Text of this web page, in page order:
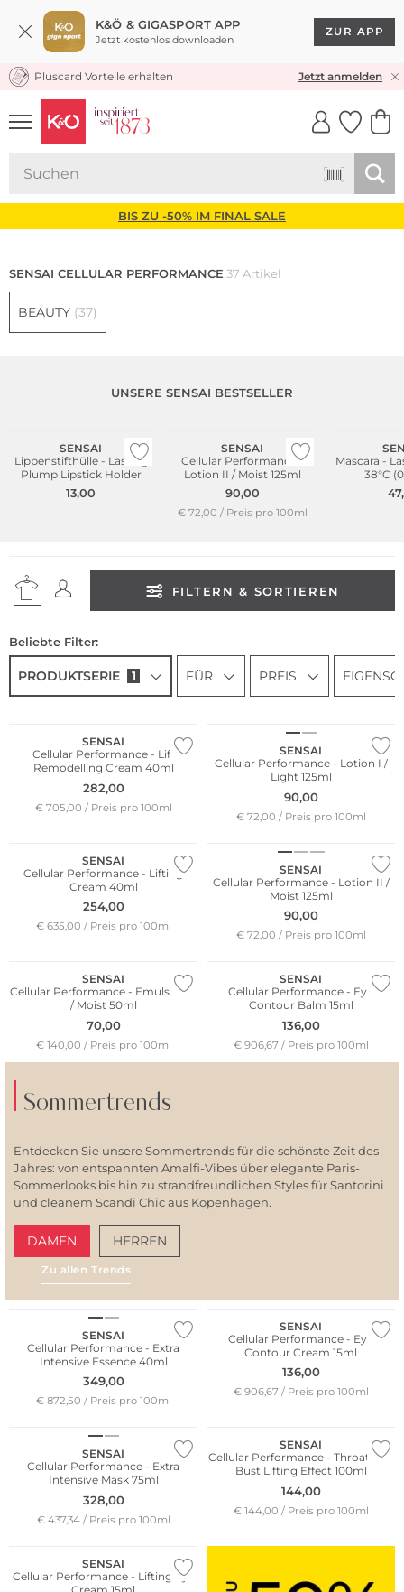
K&Ö & GIGASPORT APP
Jetzt kostenlos downloaden
ZUR APP
KOSTENLOSER VERSAND* & RÜCKVERSAND
Pluscard Vorteile erhalten Jetzt anmelden
UNSERE APP
CLICK &
BIS ZU -50% IM FINAL SALE
SENSAI CELLULAR PERFORMANCE 37 Artikel
BEAUTY (37)
UNSERE SENSAI BESTSELLER
SENSAI
Lippenstifthülle - Lasting
Plump Lipstick Holder
13,00
SENSAI
Cellular Performance -
Lotion II / Moist 125ml
90,00
€ 72,00 / Preis pro 100ml
Mascara -
38°C
FILTERN & SORTIEREN
Beliebte Filter:
PRODUKTSERIE 1 FÜR PREIS
SENSAI
Cellular Performance - Lift
Remodelling Cream 40ml
282,00
€ 705,00 / Preis pro 100ml
SENSAI
Cellular Performance - Lotion I /
Light 125ml
90,00
€ 72,00 / Preis pro 100ml
SENSAI
Cellular Performance - Lifting
Cream 40ml
254,00
€ 635,00 / Preis pro 100ml
SENSAI
Cellular Performance - Lotion II /
Moist 125ml
90,00
€ 72,00 / Preis pro 100ml
SENSAI
Cellular Performance - Emulsion II
/ Moist 50ml
70,00
€ 140,00 / Preis pro 100ml
SENSAI
Cellular Performance - Eye
Contour Balm 15ml
136,00
€ 906,67 / Preis pro 100ml
Sommertrends
Entdecken Sie unsere Sommertrends für die schönste Zeit des
Jahres: von entspannten Amalfi-Vibes über elegante Paris-
Sommerlooks bis hin zu strandfreundlichen Styles für Santorini
und cleanem Scandi Chic aus Kopenhagen.
DAMEN HERREN
Zu allen Trends
SENSAI
Cellular Performance - Extra
Intensive Essence 40ml
349,00
€ 872,50 / Preis pro 100ml
SENSAI
Cellular Performance - Eye
Contour Cream 15ml
136,00
€ 906,67 / Preis pro 100ml
SENSAI
Cellular Performance - Extra
Intensive Mask 75ml
328,00
€ 437,34 / Preis pro 100ml
SENSAI
Cellular Performance - Throat and
Bust Lifting Effect 100ml
144,00
€ 144,00 / Preis pro 100ml
SENSAI
Cellular Performance - Lifting Eye